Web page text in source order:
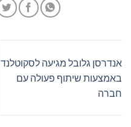
אנדרסן גלובל מגיעה לסקוטלנד
באמצעות שיתוף פעולה עם
חברה